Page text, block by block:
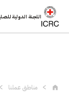
اللجنة الدولية
مناطق عملنا